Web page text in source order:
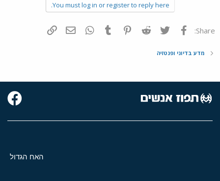
You must log in or register to reply here.
Share: פייסבוק Twitter
Reddit
Pinterest
Tumblr
WhatsAppדואר אלקטרוני
מדע בדיוני ופנטזיה
האח הגדול